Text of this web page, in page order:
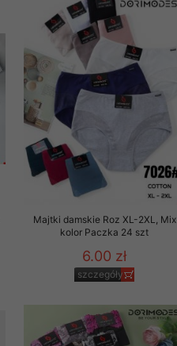
Majtki damskie Roz XL-2XL, Mix
kolor Paczka 24 szt
6.00 zł
szczegóły